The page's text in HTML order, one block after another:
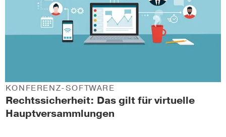
Rechtssicherheit: Das gilt für virtuelle
Hauptversammlungen
KONFERENZ-SOFTWARE